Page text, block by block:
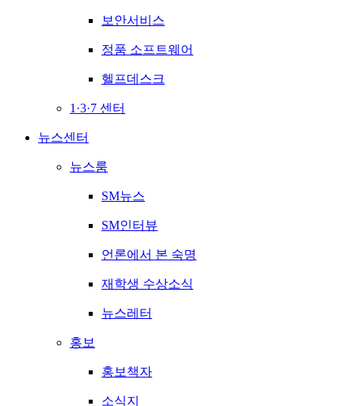
보안서비스
정품 소프트웨어
헬프데스크
1·3·7 센터
뉴스센터
뉴스룸
SM뉴스
SM인터뷰
언론에서 본 숙명
재학생 수상소식
뉴스레터
홍보
홍보책자
소식지